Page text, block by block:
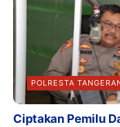
POLRESTA
Ciptakan Pemilu